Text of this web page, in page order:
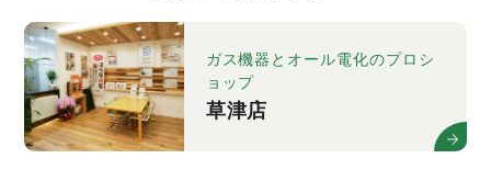
ガス機器とオール電化のプロシ
ョップ
草津店